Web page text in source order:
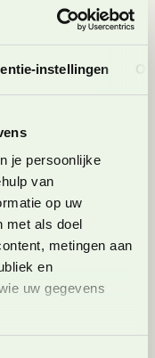
instellingen
je persoonlijke
van
op uw
met als doel
metingen aan
en
uw gegevens
omhoog lopen
20 minuten. Dit
een ander
en het de